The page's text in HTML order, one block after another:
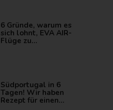
6 Gründe, warum es
sich lohnt, EVA AIR-
Flüge zu…
Südportugal in 6
Tagen! Wir haben
Rezept für einen…